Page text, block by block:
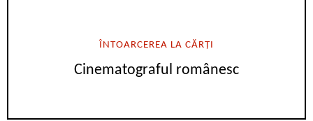
ÎNTOARCEREA LA CĂRȚI
Cinematograful românesc